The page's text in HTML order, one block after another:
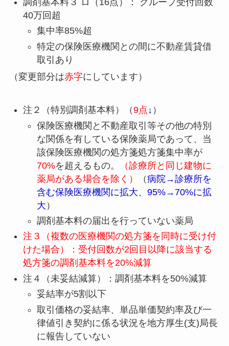
40万回超
集中率85%超
特定の保険医療機関との間に不動産賃貸借
取引あり
（変更部分は赤字にしています）
注２（特別調剤基本料）（9点↓ ）
保険医療機関と不動産取引等その他の特別
な関係を有している保険薬局であって、当
該保険医療機関の処方箋処方箋集中率が
70%を超えるもの。
（診療所と同じ建物に
薬局がある場合を除く）
（病院→診療所を
含む保険医療機関に拡大、95%→70%に拡
大 ）
調剤基本料の届出を行っていない薬局
注３（複数の医療機関の処方箋を同時に受け付
けた場合）：受付回数が2回目以降に該当する
処方箋の調剤基本料を20%減算
注４（未妥結減算）：調剤基本料を50%減算
妥結率が5割以下
取引価格の妥結率、単品単価契約率及び一
律値引き契約に係る状況を地方厚生(支)局長
に報告していない